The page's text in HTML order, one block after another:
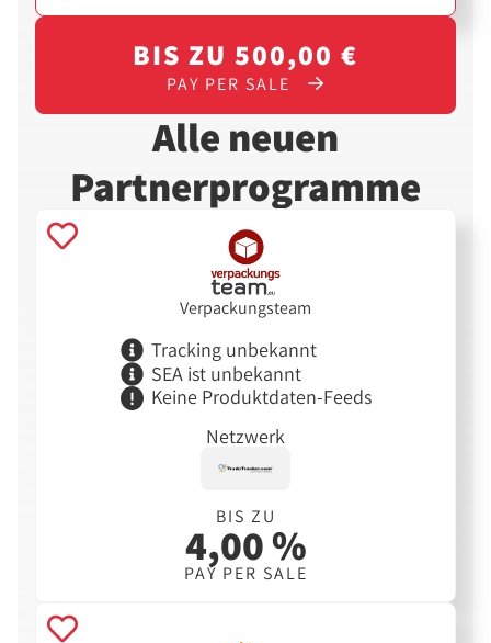
BIS ZU 500,00 €
PAY PER SALE
Alle neuen
Partnerprogramme
Verpackungsteam
Tracking unbekannt
SEA ist unbekannt
Keine Produktdaten-Feeds
Netzwerk
BIS ZU
4,00 %
PAY PER SALE